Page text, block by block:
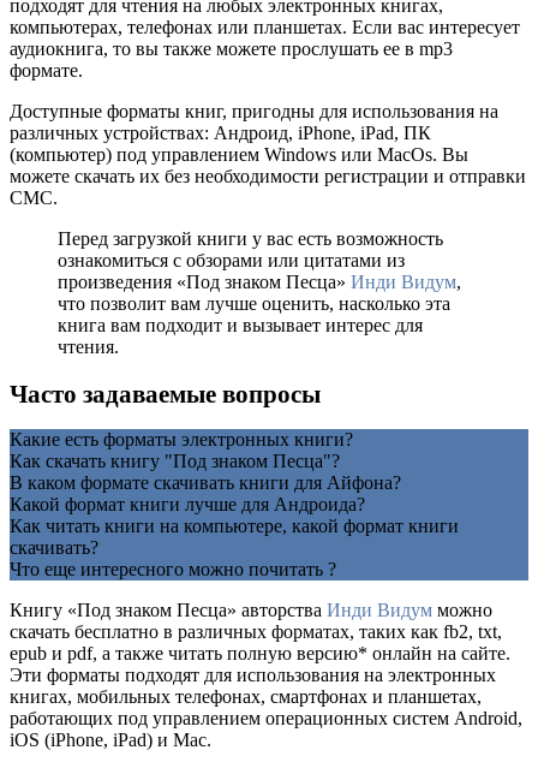
подходят для чтения на любых электронных книгах,
компьютерах, телефонах или планшетах. Если вас интересует
аудиокнига, то вы также можете прослушать ее в mp3
формате.
Доступные форматы книг, пригодны для использования на
различных устройствах: Андроид, iPhone, iPad, ПК
(компьютер) под управлением Windows или MacOs. Вы
можете скачать их без необходимости регистрации и отправки
СМС.
Перед загрузкой книги у вас есть возможность
ознакомиться с обзорами или цитатами из
произведения «Под знаком Песца» Инди Видум,
что позволит вам лучше оценить, насколько эта
книга вам подходит и вызывает интерес для
чтения.
Часто задаваемые вопросы
Какие есть форматы электронных книги?
Как скачать книгу "Под знаком Песца"?
В каком формате скачивать книги для Айфона?
Какой формат книги лучше для Андроида?
Как читать книги на компьютере, какой формат книги
скачивать?
Что еще интересного можно почитать ?
Книгу «Под знаком Песца» авторства Инди Видум можно
скачать бесплатно в различных форматах, таких как fb2, txt,
epub и pdf, а также читать полную версию* онлайн на сайте.
Эти форматы подходят для использования на электронных
книгах, мобильных телефонах, смартфонах и планшетах,
работающих под управлением операционных систем Android,
iOS (iPhone, iPad) и Mac.